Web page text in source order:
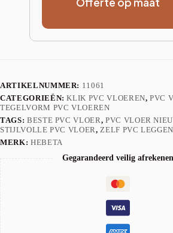
ARTIKELNUMMER: 11061
CATEGORIEËN:KLIK PVC VLOEREN,PVC
TEGELVORM PVC VLOEREN
TAGS: BESTE PVC VLOER, PVC VLOER
STIJLVOLLE PVC VLOER,ZELF PVC LEGGEN
MERK: HEBETA
Gegarandeerd veilig afrekenen